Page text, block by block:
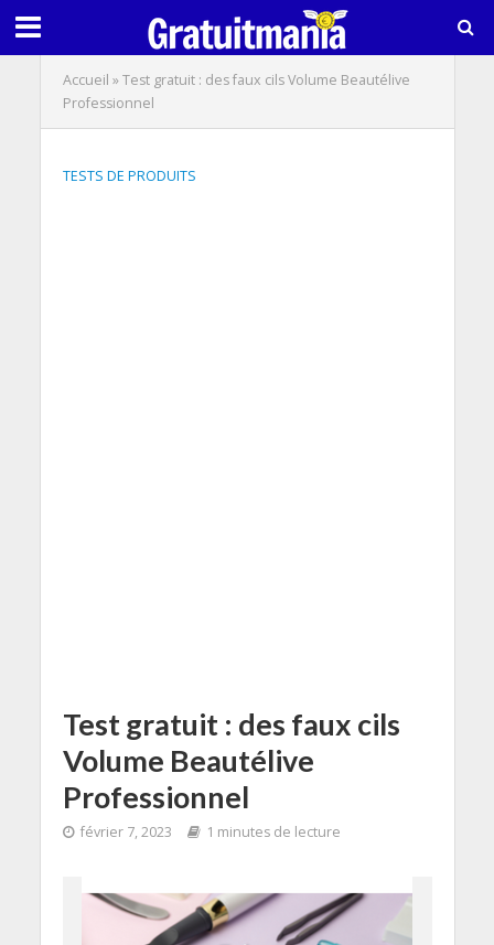
Accueil »Test gratuit : des faux cils Volume Beautélive
Professionnel
TESTS DE PRODUITS
Test gratuit : des faux cils
Volume Beautélive
Professionnel
février 7, 2023 1 minutes de lecture